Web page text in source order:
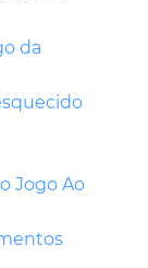
da
Jogo Ao